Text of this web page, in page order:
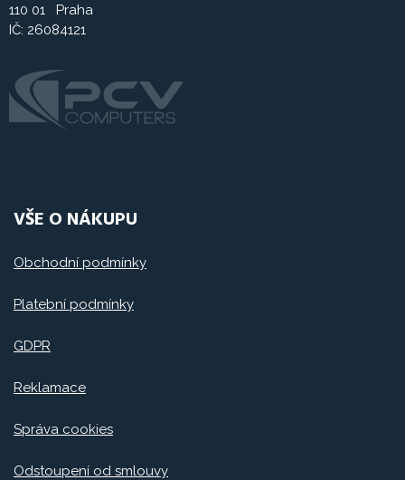
110 01 Praha
IČ: 26084121
VŠE O NÁKUPU
Obchodní podmínky
Platební podmínky
GDPR
Reklamace
Správa cookies
Odstoupení od smlouvy